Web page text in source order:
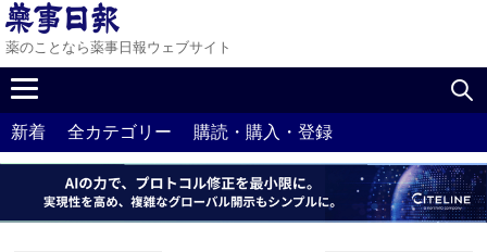
薬のことなら薬事日報ウェブサイト
新着 全カテゴリー 購読・購入・登録